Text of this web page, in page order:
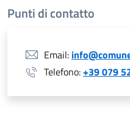
Punti di contatto
Email:
Telefono:+39 079